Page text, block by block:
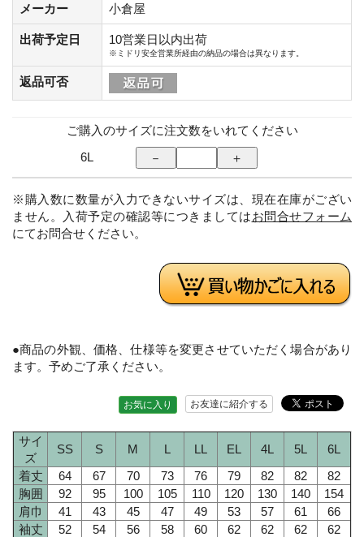
メーカー 小倉屋
出荷予定日 10営業日以内出荷
※ミドリ安全営業所経由の納品の場合は異なります。
返品可否
ご購入のサイズに注文数をいれてください
6L
※購入数に数量が入力できないサイズは、現在在庫がござい
ません。入荷予定の確認等につきましてはお問合せフォーム
にてお問合せください。
●商品の外観、価格、仕様等を変更させていただく場合があり
ます。予めご了承ください。
お友達に紹介する
お気に入り
サイ
ズ
SS S M L LL EL 4L 5L
6L
着丈
64 67 70 73 76 79 82 82
82
胸囲
92 95 100 105 110 120 130 140
154
肩巾
41 43 45 47 49 53 57 61
66
袖丈
52 54 56 58 60 62 62 62
62